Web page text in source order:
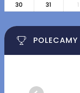
30
31 1
POLECAMY